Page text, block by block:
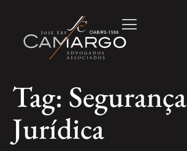
Tag: Segurança
Jurídica